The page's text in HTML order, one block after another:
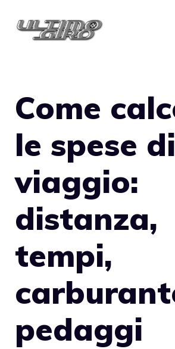
Come
le spese di
viaggio:
distanza,
tempi,
pedaggi